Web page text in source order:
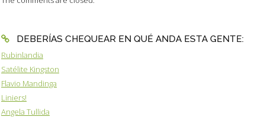
DEBERÍAS CHEQUEAR EN QUÉ ANDA ESTA GENTE:
Rubinlandia
Satélite Kingston
Flavio Mandinga
Liniers!
Angela Tullida